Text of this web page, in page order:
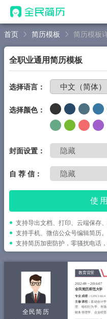
首页
AI 简历工具
AI 优化简历
AI 翻译简历
AI 诊断简历
AI 模拟面试
面试自我介绍
简历教程
登录 / 注册
首页 简历模板 简历模板
全职业通用简历模板
选择语言：
选择颜色：
封面设置：
自 荐 信：
使
支持导出文档、打印、云端保存、
支持手机、微信公众号编辑简历。
支持简历加密防护，零骚扰电话，
全民简历
教育背景
2012-09 ~2016-07
全民简历师范大学
专业成绩：GPA 3.66/4
主修课程：基础会计
理、组织行为学、市
财务管理学、企业经